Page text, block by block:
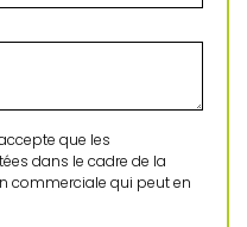
que les
dans le cadre de la
commerciale qui peut en